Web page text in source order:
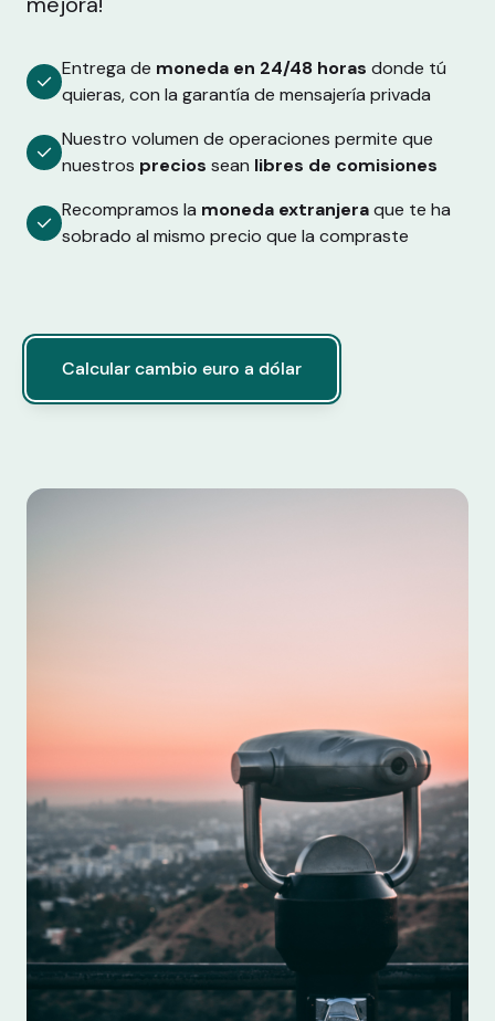
Entrega de moneda en 24/48 horas donde tú
quieras, con la garantía de mensajería privada
Nuestro volumen de operaciones permite que
nuestros precios sean libres de comisiones
Recompramos la moneda extranjeraque te ha
sobrado al mismo precio que la compraste
Calcular cambio euro a dólar
Calcular cambio euro a dólar